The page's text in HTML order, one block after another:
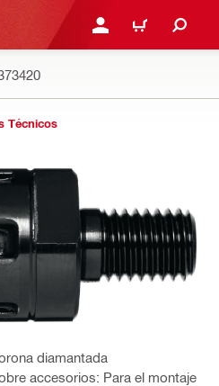
INICIE SESIÓN O
CARRITO
Técnicos
diamantada
accesorios: Para el montaje